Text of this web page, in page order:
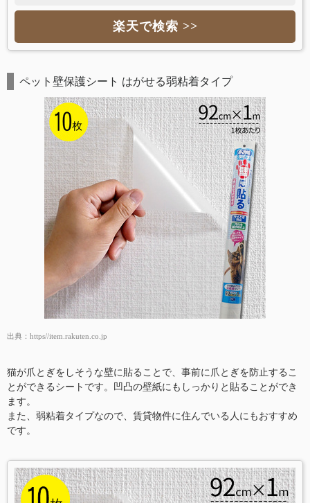
楽天で検索 >>
ペット壁保護シート はがせる弱粘着タイプ
出典： https//item.rakuten.co.jp
猫が爪とぎをしそうな壁に貼ることで、事前に爪とぎを防止するこ
とができるシートです。凹凸の壁紙にもしっかりと貼ることができ
ます。
また、弱粘着タイプなので、賃貸物件に住んでいる人にもおすすめ
です。